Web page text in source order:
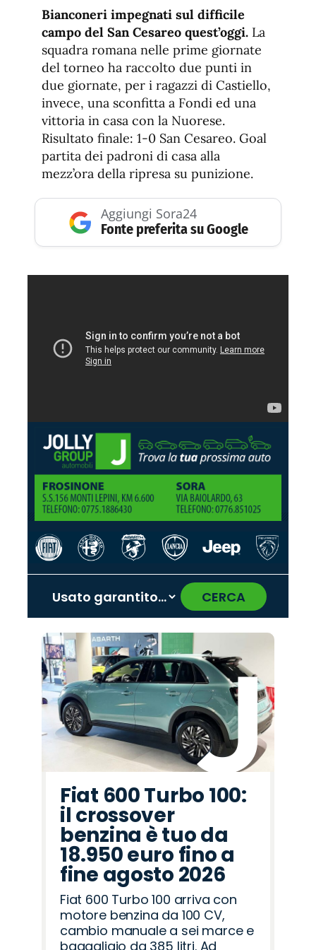
de
fuente
de
fuente.
Bianconeri impegnati sul difficile
campo del San Cesareo quest’oggi. La
squadra romana nelle prime giornate
del torneo ha raccolto due punti in
due giornate, per i ragazzi di Castiello,
invece, una sconfitta a Fondi ed una
vittoria in casa con la Nuorese.
Risultato finale: 1-0 San Cesareo. Goal
partita dei padroni di casa alla
mezz’ora della ripresa su punizione.
Aggiungi Sora24
Fonte preferita su Google
CERCA
Promo
Fiat
Promo
Land
Rover
Promo
Hyundai
Promo
Jeep
Promo
Citroën
Promo
Alfa
Romeo
Promo
Lancia
Promo
Jaecoo
Promo
Mazda
Promo
Seat
Promo
Cupra
Promo
Peugeot
Promo
Omoda
Promo
Opel
Promo
Abarth
‹ ›
Fiat 600 Turbo 100:
il crossover
benzina è tuo da
18.950 euro fino a
fine agosto 2026
Fiat 600 Turbo 100 arriva con
motore benzina da 100 CV,
cambio manuale a sei marce e
bagagliaio da 385 litri. Ad